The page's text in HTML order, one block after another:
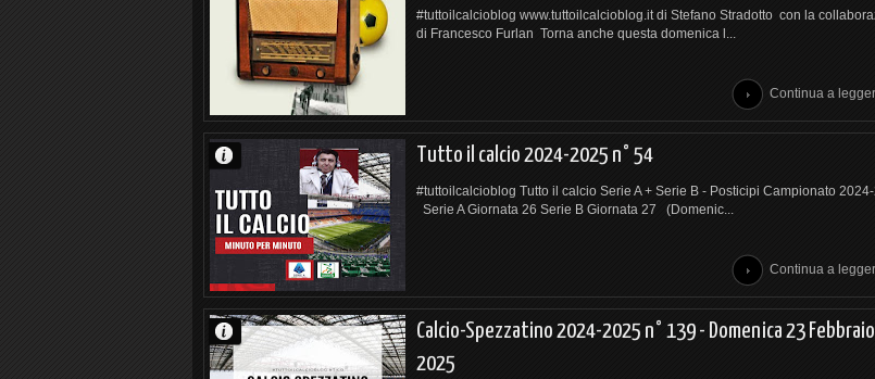
#tuttoilcalcioblog www.tuttoilcalcioblog.it di Stefano Stradotto con la
di Francesco Furlan Torna anche questa domenica l...
Continua a
Tutto il calcio 2024-2025 n° 54
#tuttoilcalcioblog Tutto il calcio Serie A + Serie B - Posticipi Campionato
Serie A Giornata 26 Serie B Giornata 27 (Domenic...
Continua a
Calcio-Spezzatino 2024-2025 n° 139 - Domenica 23 Febbraio
2025